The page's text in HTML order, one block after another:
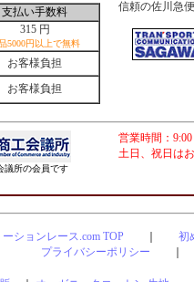
支払い手数料
315 円
5000円以上で無料
お客様負担
お客様負担
信頼の佐川急
所の会員です
営業時間：
土日、祝日は
ーションレース.com TOP
初
プライバシーポリシー